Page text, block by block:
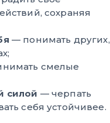
сохраняя
— понимать других,
смелые
силой — черпать
себя устойчивее.